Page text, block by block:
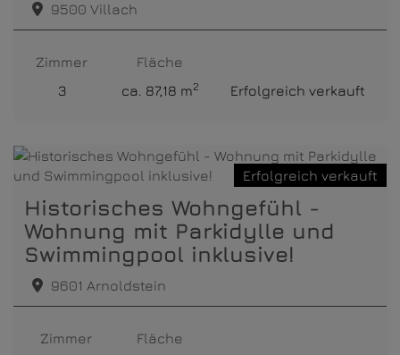
9500 Villach
Zimmer
3
Fläche
ca. 87,18 m2 Erfolgreich verkauft
Erfolgreich verkauft
Historisches Wohngefühl -
Wohnung mit Parkidylle und
Swimmingpool inklusive!
9601 Arnoldstein
Zimmer
Fläche